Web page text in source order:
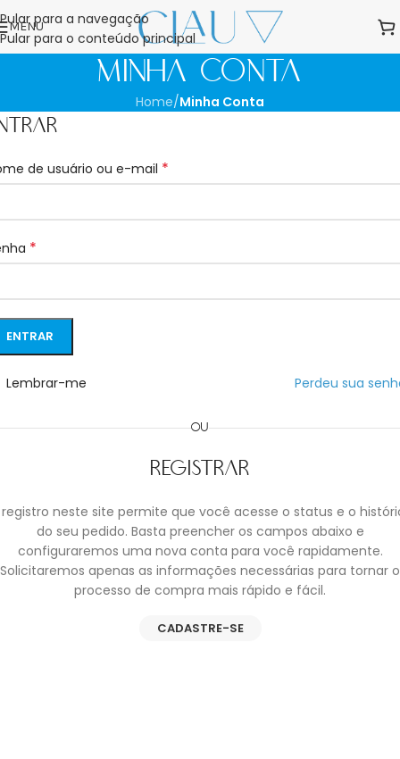
Pular para a navegação
Pular para o conteúdo principal
MENU
Minha Conta
Home/Minha Conta
de usuário ou e-mail *
*
ENTRAR
Perdeu sua
Lembrar-me
OU
Registrar
neste site permite que você acesse o status e o
do seu pedido. Basta preencher os campos abaixo e
configuraremos uma nova conta para você rapidamente.
Solicitaremos apenas as informações necessárias para tornar o
processo de compra mais rápido e fácil.
CADASTRE-SE